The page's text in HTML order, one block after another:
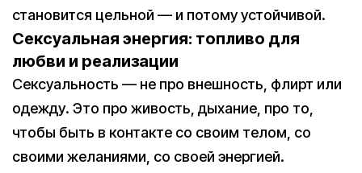
становится цельной — и потому устойчивой.
Сексуальная энергия: топливо для
любви и реализации
Сексуальность — не про внешность, флирт или
одежду. Это про живость, дыхание, про то,
чтобы быть в контакте со своим телом, со
своими желаниями, со своей энергией.